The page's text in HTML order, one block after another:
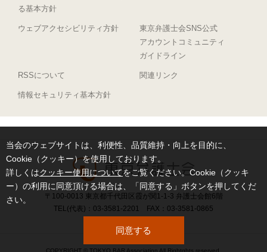
当会のウェブサイトは、利便性、品質維持・向上を目的に、
Cookie（クッキー）を使用しております。
詳しくはクッキー使用についてをご覧ください。Cookie（クッキ
ー）の利用に同意頂ける場合は、「同意する」ボタンを押してくだ
さい。
同意する
る基本方針
ウェブアクセシビリティ方針
東京弁護士会SNS公式
アカウントコミュニティ
ガイドライン
RSSについて 関連リンク
情報セキュリティ基本方針
〒100-0013 東京都千代田区霞が関1-1-3 弁護士会館6階
TEL(代表)：03-3581-2201 FAX：03-3581-0865
COPYRIGHT © TOKYO BAR Association All Rightghts reserved.